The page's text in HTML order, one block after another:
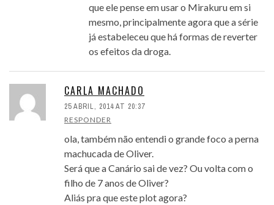
que ele pense em usar o Mirakuru em si
mesmo, principalmente agora que a série
já estabeleceu que há formas de reverter
os efeitos da droga.
CARLA MACHADO
25 ABRIL, 2014 AT 20:37
RESPONDER
ola, também não entendi o grande foco a perna
machucada de Oliver.
Será que a Canário sai de vez? Ou volta com o
filho de 7 anos de Oliver?
Aliás pra que este plot agora?